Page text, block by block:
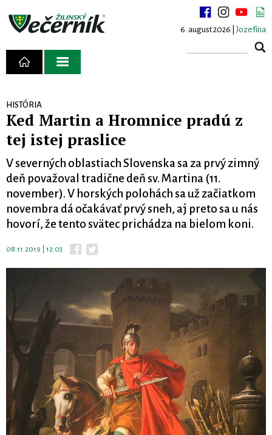
6. august 2026 | Jozefína
HISTÓRIA
Ked Martin a Hromnice pradú z
tej istej praslice
V severných oblastiach Slovenska sa za prvý zimný
deň považoval tradične deň sv. Martina (11.
november). V horských polohách sa už začiatkom
novembra dá očakávať prvý sneh, aj preto sa u nás
hovorí, že tento svätec prichádza na bielom koni.
08.11.2019 | 12:03